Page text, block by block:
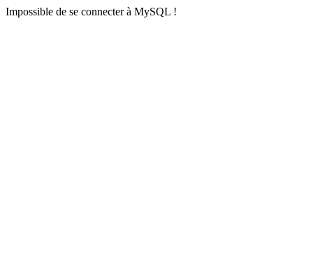
Impossible de se connecter à MySQL !